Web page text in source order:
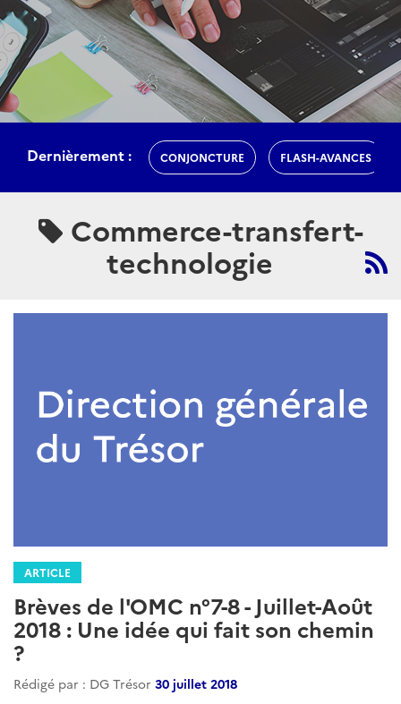
Dernièrement : CONJONCTURE FLASH-AVANCES
Commerce-transfert-
technologie
ARTICLE
Brèves de l'OMC n°7-8 - Juillet-Août
2018 : Une idée qui fait son chemin
?
Rédigé par : DG Trésor 30 juillet 2018